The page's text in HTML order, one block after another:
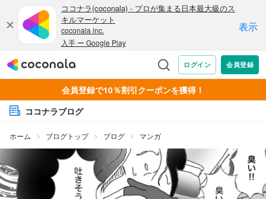
会員登録で10％割引クーポンを獲得！
ココナラブログ
ホーム ブログトップ ブログ マンガ